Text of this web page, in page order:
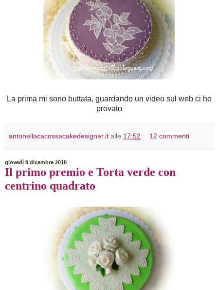
La prima mi sono buttata, guardando un video sul web ci ho
provato
antonellacacossacakedesigner.it alle 17:52 12 commenti
giovedì 9 dicembre 2010
Il primo premio e Torta verde con
centrino quadrato